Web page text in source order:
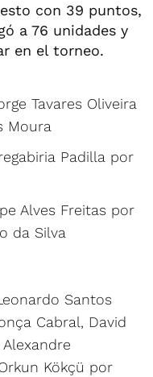
con 39 puntos,
a 76 unidades y
en el torneo.
Tavares Oliveira
Moura
Padilla por
Alves Freitas por
da Silva
Santos
Cabral, David
Kökçü por